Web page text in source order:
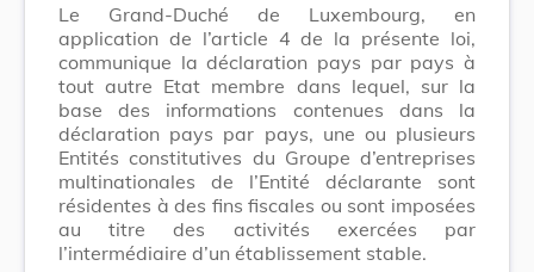
Le Grand-Duché de Luxembourg, en
application de l’article 4 de la présente loi,
communique la déclaration pays par pays à
tout autre Etat membre dans lequel, sur la
base des informations contenues dans la
déclaration pays par pays, une ou plusieurs
Entités constitutives du Groupe d’entreprises
multinationales de l’Entité déclarante sont
résidentes à des fins fiscales ou sont imposées
au titre des activités exercées par
l’intermédiaire d’un établissement stable.